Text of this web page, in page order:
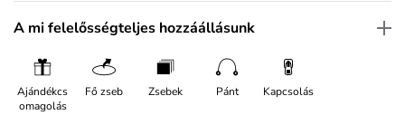
A mi felelősségteljes hozzáállásunk
Ajándékcs
omagolás
Fő zseb Zsebek Pánt Kapcsolás